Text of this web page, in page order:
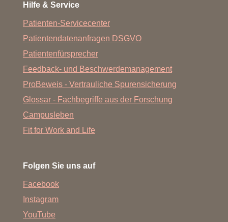
Hilfe & Service
Patienten-Servicecenter
Patientendatenanfragen DSGVO
Patientenfürsprecher
Feedback- und Beschwerdemanagement
ProBeweis - Vertrauliche Spurensicherung
Glossar - Fachbegriffe aus der Forschung
Campusleben
Fit for Work and Life
Folgen Sie uns auf
Facebook
Instagram
YouTube